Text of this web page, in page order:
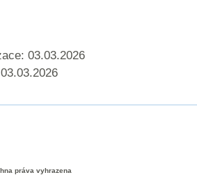
03.03.2026
03.03.2026
práva vyhrazena